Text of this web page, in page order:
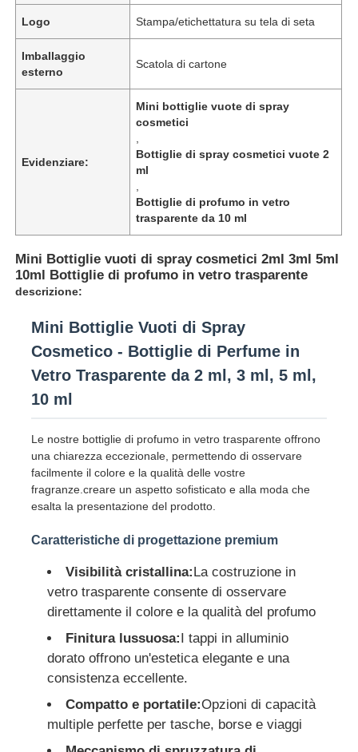
Prodotti
Chi siamo
Logo Stampa/etichettatura su tela di seta
Imballaggio
esterno
Scatola di cartone
Evidenziare:
Mini bottiglie vuote di spray
cosmetici
Bottiglie di spray cosmetici vuote 2
ml
Bottiglie di profumo in vetro
trasparente da 10 ml
Mini Bottiglie vuoti di spray cosmetici 2ml 3ml 5ml
10ml Bottiglie di profumo in vetro trasparente
descrizione:
Mini Bottiglie Vuoti di Spray
Cosmetico - Bottiglie di Perfume in
Vetro Trasparente da 2 ml, 3 ml, 5 ml,
10 ml
Le nostre bottiglie di profumo in vetro trasparente offrono
una chiarezza eccezionale, permettendo di osservare
facilmente il colore e la qualità delle vostre
fragranze.creare un aspetto sofisticato e alla moda che
esalta la presentazione del prodotto.
Caratteristiche di progettazione premium
Visibilità cristallina:La costruzione in
vetro trasparente consente di osservare
direttamente il colore e la qualità del profumo
Finitura lussuosa:I tappi in alluminio
dorato offrono un'estetica elegante e una
consistenza eccellente.
Compatto e portatile:Opzioni di capacità
multiple perfette per tasche, borse e viaggi